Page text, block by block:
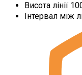
Висота лінії
Інтервал між